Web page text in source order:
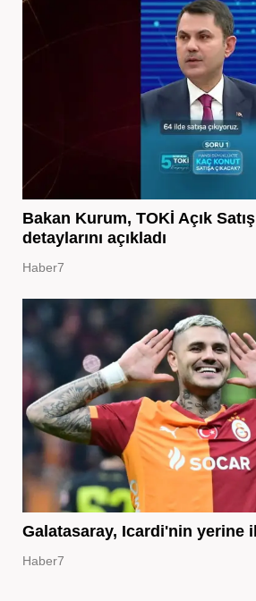
Bakan Kurum, TOKİ Açık
detaylarını açıkladı
Haber7
Galatasaray, Icardi'nin yerine
Haber7